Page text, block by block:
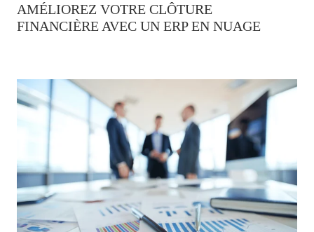
AMÉLIOREZ VOTRE CLÔTURE
FINANCIÈRE AVEC UN ERP EN NUAGE